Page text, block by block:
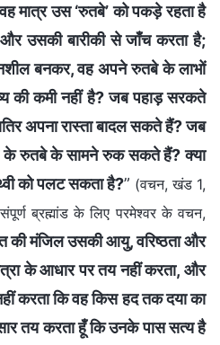
मात्र उस ‘रुतबे’ को पकड़े रहता है
उसकी बारीकी से जाँच करता है;
बनकर, वह अपने रुतबे के लाभों
की कमी नहीं है? जब पहाड़ सरकते
अपना रास्ता बादल सकते हैं? जब
के रुतबे के सामने रुक सकते हैं? क्या
को पलट सकता है?” (वचन, खंड 1,
ब्रह्मांड के लिए परमेश्वर के वचन,
की मंजिल उसकी आयु, वरिष्ठता और
के आधार पर तय नहीं करता, और
करता कि वह किस हद तक दया का
तय करता हूँ कि उनके पास सत्य है